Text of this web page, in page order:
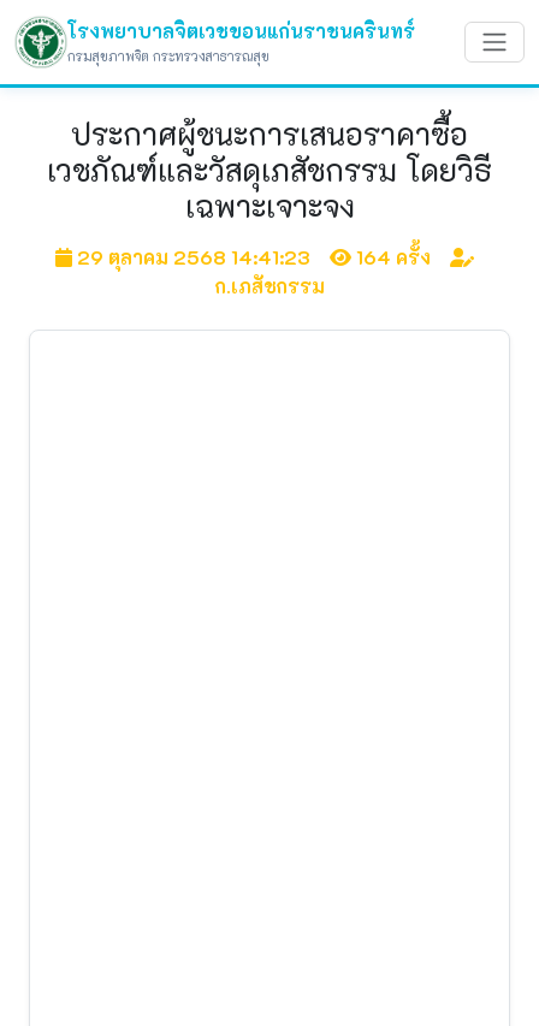
โรงพยาบาลจิตเวชขอนแก่นราชนครินทร์
กรมสุขภาพจิต กระทรวงสาธารณสุข
ประกาศผู้ชนะการเสนอราคาซื้อ
เวชภัณฑ์และวัสดุเภสัชกรรม โดยวิธี
เฉพาะเจาะจง
29 ตุลาคม 2568 14:41:23
164 ครั้ง
ก.เภสัชกรรม